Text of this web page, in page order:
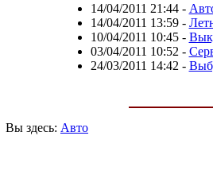
14/04/2011 21:44-
14/04/2011 13:59-
10/04/2011 10:45-
03/04/2011 10:52 -
24/03/2011 14:42 -
Вы здесь: Авто